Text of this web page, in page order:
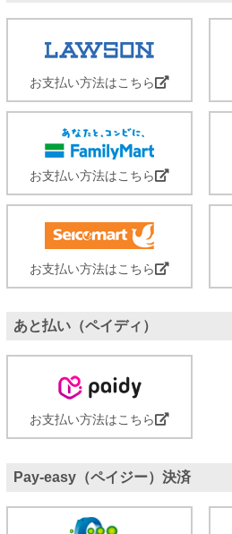
お支払い方法はこちら
お支払い方法はこちら
お支払い方法はこちら
あと払い（ペイディ）
お支払い方法はこちら
Pay-easy（ペイジー）決済